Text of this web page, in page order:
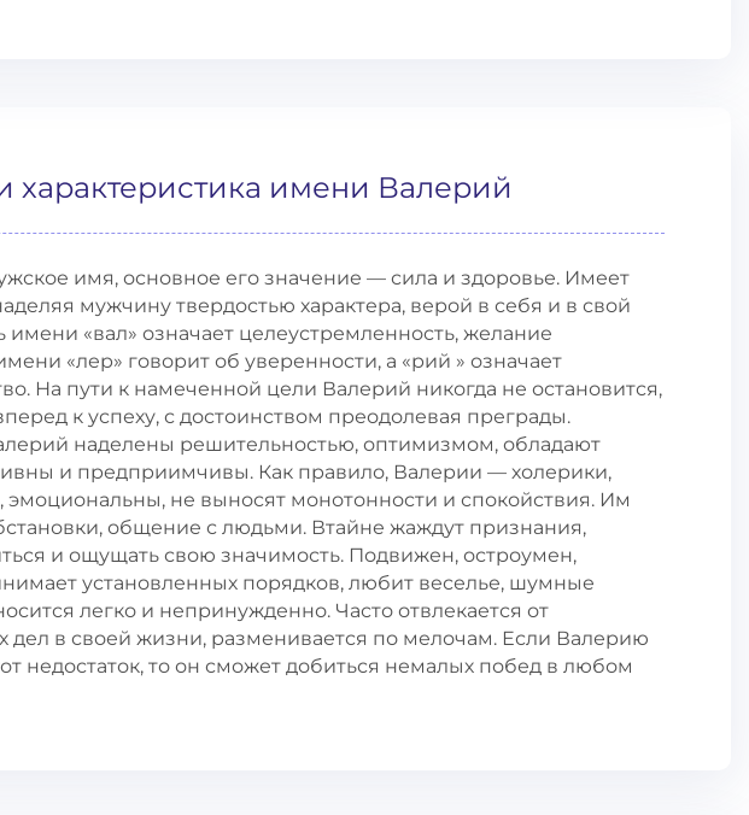
характеристика имени Валерий
имя, основное его значение — сила и здоровье. Имеет
мужчину твердостью характера, верой в себя и в свой
имени «вал» означает целеустремленность, желание
«лер» говорит об уверенности, а «рий » означает
На пути к намеченной цели Валерий никогда не остановится,
к успеху, с достоинством преодолевая преграды.
наделены решительностью, оптимизмом, обладают
и предприимчивы. Как правило, Валерии — холерики,
эмоциональны, не выносят монотонности и спокойствия. Им
общение с людьми. Втайне жаждут признания,
и ощущать свою значимость. Подвижен, остроумен,
установленных порядков, любит веселье, шумные
легко и непринужденно. Часто отвлекается от
дел в своей жизни, разменивается по мелочам. Если Валерию
недостаток, то он сможет добиться немалых побед в любом